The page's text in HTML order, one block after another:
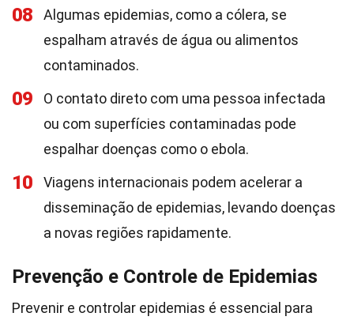
08
Algumas epidemias, como a cólera, se
espalham através de água ou alimentos
contaminados.
09
O contato direto com uma pessoa infectada
ou com superfícies contaminadas pode
espalhar doenças como o ebola.
10
Viagens internacionais podem acelerar a
disseminação de epidemias, levando doenças
a novas regiões rapidamente.
Prevenção e Controle de Epidemias
Prevenir e controlar epidemias é essencial para